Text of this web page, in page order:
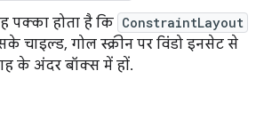
पक्का होता है कि ConstraintLayout
चाइल्ड, गोल स्क्रीन पर विंडो इनसेट से
के अंदर बॉक्स में हों.